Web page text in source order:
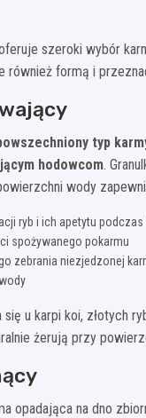
szeroki wybór
również formą i
typ
hodowcom.
wody
ryb i ich apetytu podczas
spożywanego pokarmu
zebrania niezjedzonej
u karpi koi, złotych
żerują przy
opadająca na dno